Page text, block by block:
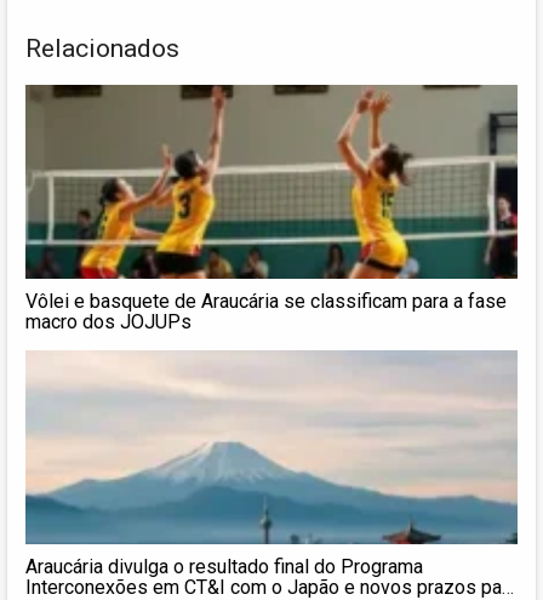
Relacionados
Vôlei e basquete de Araucária se classificam para a fase
macro dos JOJUPs
Araucária divulga o resultado final do Programa
Interconexões em CT&I com o Japão e novos prazos para